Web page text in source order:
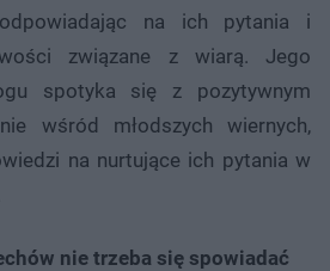
na ich pytania i
związane z wiarą. Jego
spotyka się z pozytywnym
wśród młodszych wiernych,
na nurtujące ich pytania w
nie trzeba się spowiadać